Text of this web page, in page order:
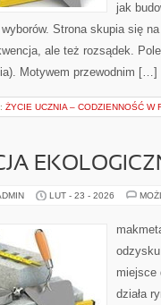
jak
Strona skupia się
ale też rozsądek.
Motywem przewodnim […]
ŻYCIE UCZNIA – CODZIENNOŚĆ W
LUT - 23 - 2026
miejsce
działa